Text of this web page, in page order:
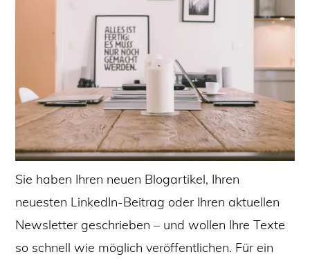
Sie haben Ihren neuen Blogartikel, Ihren
neuesten LinkedIn-Beitrag oder Ihren aktuellen
Newsletter geschrieben – und wollen Ihre Texte
so schnell wie möglich veröffentlichen. Für ein